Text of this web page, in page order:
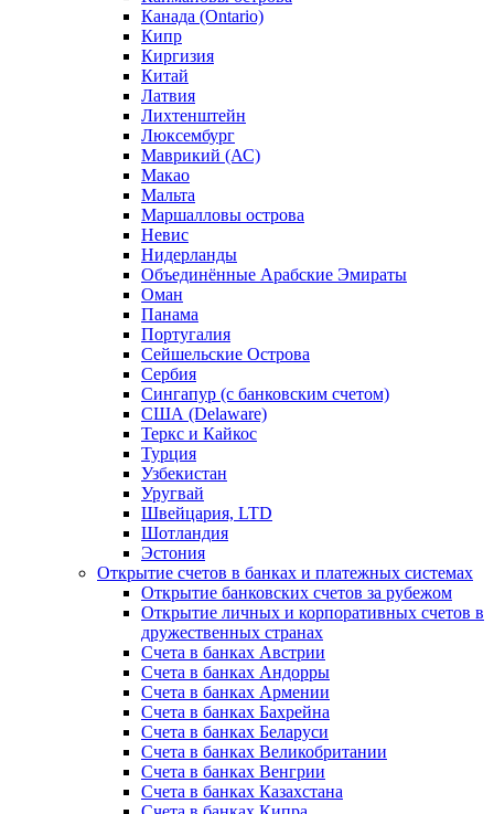
Канада (Ontario)
Кипр
Киргизия
Китай
Латвия
Лихтенштейн
Люксембург
Маврикий (АС)
Макао
Мальта
Маршалловы острова
Нeвис
Нидерланды
Объединённые Арабские Эмираты
Оман
Панама
Португалия
Сейшельские Острова
Сербия
Сингапур (c банковским счетом)
США (Delaware)
Теркс и Кайкос
Турция
Узбекистан
Уругвай
Швейцария, LTD
Шотландия
Эстония
Открытие счетов в банках и платежных системах
Открытие банковских счетов за рубежом
Открытие личных и корпоративных счетов в
дружественных странах
Счета в банках Австрии
Счета в банках Андорры
Счета в банках Армении
Счета в банках Бахрейна
Счета в банках Беларуси
Счета в банках Великобритании
Счета в банках Венгрии
Счета в банках Казахстана